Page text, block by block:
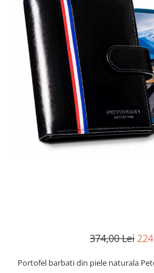
374,00 Lei
Portofel barbati din piele naturala